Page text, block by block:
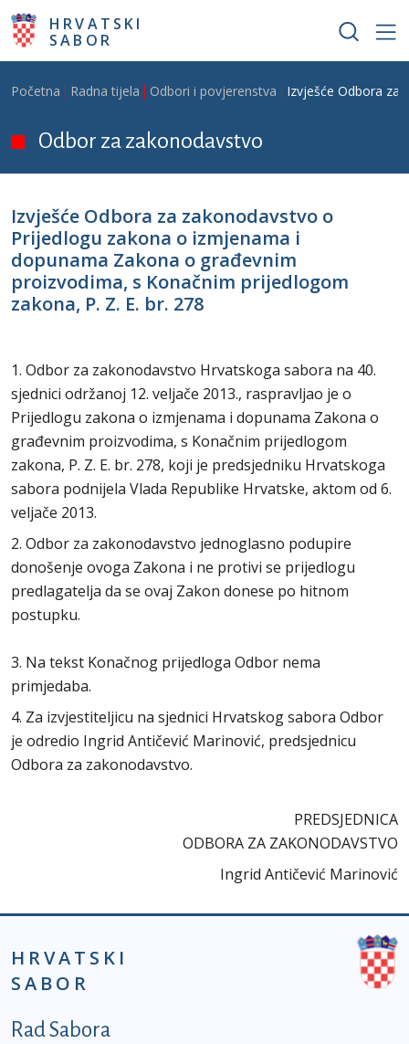
Skoči na glavni sadržaj
HRVATSKI
SABOR
Breadcrumb
Početna Radna tijela Odbori i povjerenstva Izvješće Odbora za
Odbor za zakonodavstvo
Izvješće Odbora za zakonodavstvo o
Prijedlogu zakona o izmjenama i
dopunama Zakona o građevnim
proizvodima, s Konačnim prijedlogom
zakona, P. Z. E. br. 278
1. Odbor za zakonodavstvo Hrvatskoga sabora na 40.
sjednici održanoj 12. veljače 2013., raspravljao je o
Prijedlogu zakona o izmjenama i dopunama Zakona o
građevnim proizvodima, s Konačnim prijedlogom
zakona, P. Z. E. br. 278, koji je predsjedniku Hrvatskoga
sabora podnijela Vlada Republike Hrvatske, aktom od 6.
veljače 2013.
2. Odbor za zakonodavstvo jednoglasno podupire
donošenje ovoga Zakona i ne protivi se prijedlogu
predlagatelja da se ovaj Zakon donese po hitnom
postupku.
3. Na tekst Konačnog prijedloga Odbor nema
primjedaba.
4. Za izvjestiteljicu na sjednici Hrvatskog sabora Odbor
je odredio Ingrid Antičević Marinović, predsjednicu
Odbora za zakonodavstvo.
PREDSJEDNICA
ODBORA ZA ZAKONODAVSTVO
Ingrid Antičević Marinović
HRVATSKI
SABOR
Podnožje prvi izbornik
Rad Sabora